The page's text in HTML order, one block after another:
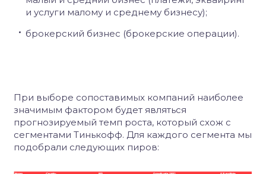
и услуги малому и среднему бизнесу);
брокерский бизнес (брокерские операции).
При выборе сопоставимых компаний наиболее
значимым фактором будет являться
прогнозируемый темп роста, который схож с
сегментами Тинькофф. Для каждого сегмента мы
подобрали следующих пиров: